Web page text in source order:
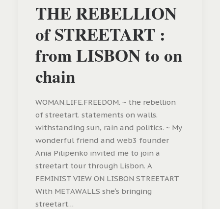
THE REBELLION
of STREETART :
from LISBON to on
chain
WOMAN.LIFE.FREEDOM. ~ the rebellion
of streetart. statements on walls.
withstanding sun, rain and politics. ~ My
wonderful friend and web3 founder
Ania Pilipenko invited me to join a
streetart tour through Lisbon. A
FEMINIST VIEW ON LISBON STREETART
With METAWALLS she‘s bringing
streetart…